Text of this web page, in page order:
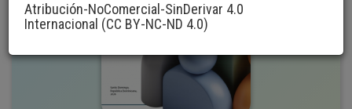
Atribución-NoComercial-SinDerivar 4.0
Internacional (CC BY-NC-ND 4.0)